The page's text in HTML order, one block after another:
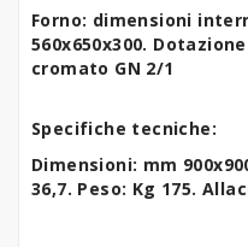
Forno: dimensioni
560x650x300.
cromato GN 2/1
Specifiche tecniche:
Dimensioni: mm
36,7. Peso: Kg 175.